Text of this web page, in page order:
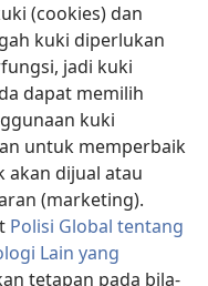
(cookies) dan
kuki diperlukan
jadi kuki
dapat memilih
kuki
untuk memperbaik
akan dijual atau
(marketing).
Polisi Global tentang
Lain yang
tetapan pada bila-